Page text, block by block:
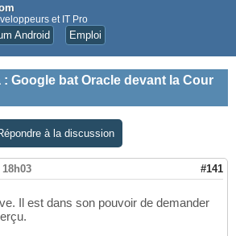
et IT Pro
Android Emploi
: Google bat Oracle devant la Cour
à la discussion
18h03 #141
Il est dans son pouvoir de demander